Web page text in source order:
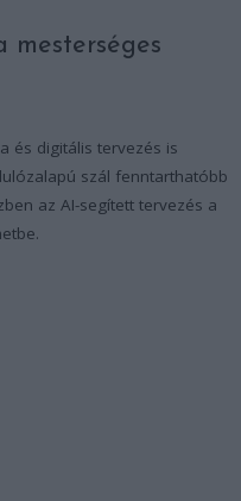
mesterséges
és digitális tervezés is
szál fenntarthatóbb
az AI-segített tervezés a